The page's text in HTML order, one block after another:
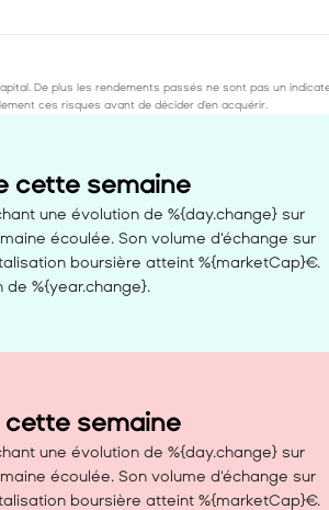
De plus les rendements passés ne sont pas un
ces risques avant de décider d'en acquérir.
cette semaine
une évolution de %{day.change} sur
écoulée. Son volume d'échange sur
boursière atteint %{marketCap}€.
de %{year.change}.
cette semaine
une évolution de %{day.change} sur
écoulée. Son volume d'échange sur
boursière atteint %{marketCap}€.